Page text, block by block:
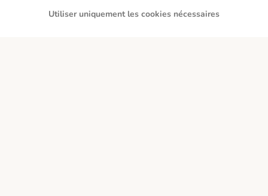
Utiliser uniquement les cookies nécessaires